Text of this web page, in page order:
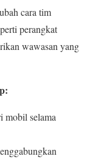
cara tim
perangkat
wawasan yang
mobil selama